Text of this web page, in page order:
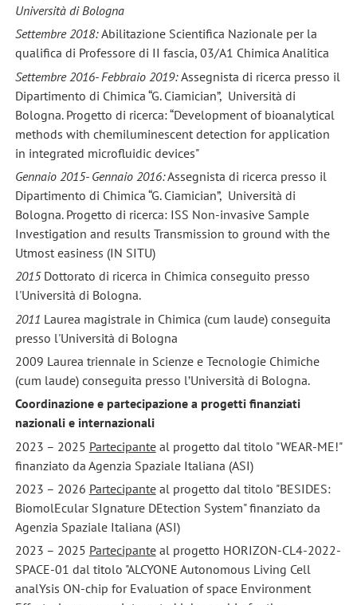
Università di Bologna
Settembre 2018:Abilitazione Scientifica Nazionale per la
qualifica di Professore di II fascia, 03/A1 Chimica Analitica
Settembre 2016- Febbraio 2019:Assegnista di ricerca presso il
Dipartimento di Chimica “G. Ciamician”, Università di
Bologna. Progetto di ricerca: “Development of bioanalytical
methods with chemiluminescent detection for application
in integrated microfluidic devices"
Gennaio 2015- Gennaio 2016:Assegnista di ricerca presso il
Dipartimento di Chimica “G. Ciamician”, Università di
Bologna. Progetto di ricerca: ISS Non-invasive Sample
Investigation and results Transmission to ground with the
Utmost easiness (IN SITU)
2015Dottorato di ricerca in Chimica conseguito presso
l'Università di Bologna.
2011 Laurea magistrale in Chimica (cum laude) conseguita
presso l'Università di Bologna
2009 Laurea triennale in Scienze e Tecnologie Chimiche
(cum laude) conseguita presso l’Università di Bologna.
Coordinazione e partecipazione a progetti finanziati
nazionali e internazionali
2023 – 2025 Partecipanteal progetto dal titolo "WEAR-ME!"
finanziato da Agenzia Spaziale Italiana (ASI)
2023 – 2026 Partecipanteal progetto dal titolo "BESIDES:
BiomolEcular SIgnature DEtection System" finanziato da
Agenzia Spaziale Italiana (ASI)
2023 – 2025 Partecipanteal progetto HORIZON-CL4-2022-
SPACE-01 dal titolo "ALCYONE Autonomous Living Cell
analYsis ON-chip for Evaluation of space Environment